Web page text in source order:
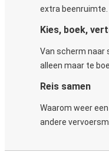
extra beenruimte.
Kies, boek,
Van scherm naar
alleen maar te
Reis samen
Waarom weer
andere